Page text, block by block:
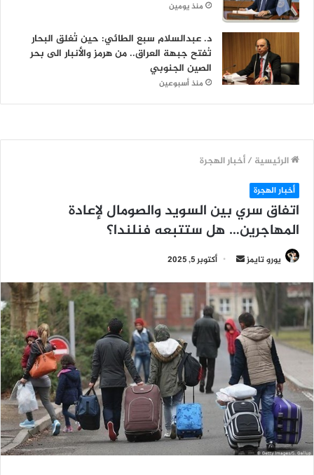
منذ يومين
د. عبدالسلام سبع الطائي: حين تُغلق البحار
تُفتح جبهة العراق.. من هرمز والأنبار الى بحر
الصين الجنوبي
منذ أسبوعين